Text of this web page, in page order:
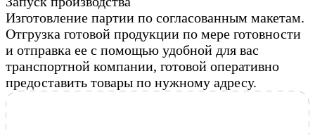
Изготовление партии по согласованным макетам.
Отгрузка готовой продукции по мере готовности
и отправка ее с помощью удобной для вас
транспортной компании, готовой оперативно
предоставить товары по нужному адресу.